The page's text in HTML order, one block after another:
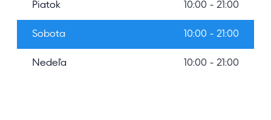
Piatok 10:00 - 21:00
Sobota 10:00 - 21:00
Nedeľa 10:00 - 21:00